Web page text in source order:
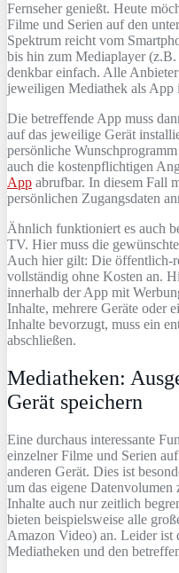
Fernseher genießt. Heute
Filme und Serien auf den
Spektrum reicht vom
bis hin zum Mediaplayer
denkbar einfach. Alle
jeweiligen Mediathek als App
Die betreffende App muss
auf das jeweilige Gerät
persönliche
auch die kostenpflichtigen
App abrufbar. In diesem Fall
persönlichen Zugangsdaten
Ähnlich funktioniert es auch
TV. Hier muss die
Auch hier gilt: Die öffentlich-
vollständig ohne Kosten an.
innerhalb der App mit
Inhalte, mehrere Geräte oder
Inhalte bevorzugt, muss ein
abschließen.
Mediatheken:
Gerät speichern
Eine durchaus interessante
einzelner Filme und Serien
anderen Gerät. Dies ist
um das eigene
Inhalte auch nur zeitlich
bieten beispielsweise alle
Amazon Video) an. Leider ist
Mediatheken und den